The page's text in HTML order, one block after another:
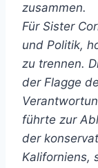
zusammen.
Für Sister
und Politik,
zu trennen.
der Flagge
führte zur
der
Kaliforniens,